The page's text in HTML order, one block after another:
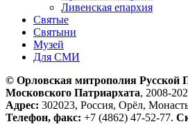
Ливенская епархия
Святые
Святыни
Музей
Для СМИ
© Орловская митрополия Русской
Московского Патриархата, 2008-
Адрес: 302023, Россия, Орёл,
Телефон, факс: +7 (4862) 47-52-77.